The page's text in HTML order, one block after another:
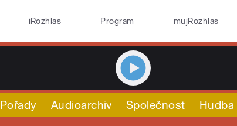
iRozhlas Program mujRozhlas
Pořady Audioarchiv Společnost Hudba